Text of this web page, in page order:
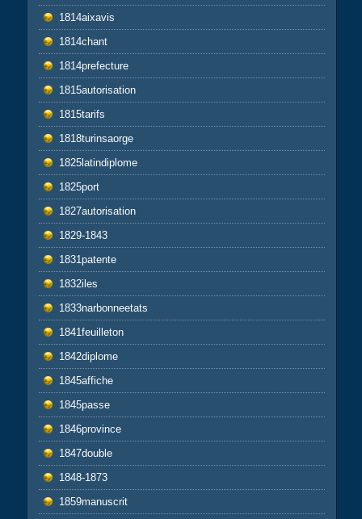
1814aixavis
1814chant
1814prefecture
1815autorisation
1815tarifs
1818turinsaorge
1825latindiplome
1825port
1827autorisation
1829-1843
1831patente
1832iles
1833narbonneetats
1841feuilleton
1842diplome
1845affiche
1845passe
1846province
1847double
1848-1873
1859manuscrit